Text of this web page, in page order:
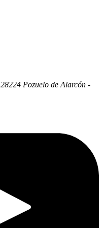
28224 Pozuelo de Alarcón -